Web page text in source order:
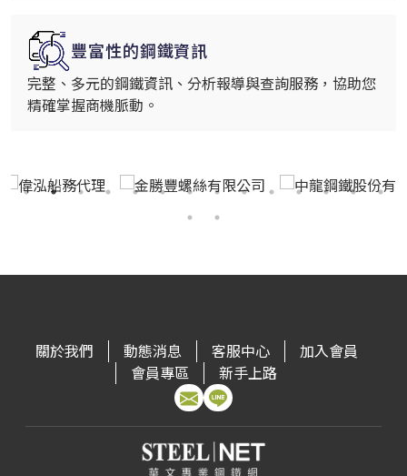
豐富性的鋼鐵資訊
完整、多元的鋼鐵資訊、分析報導與查詢服務，協助您
精確掌握商機脈動。
關於我們 動態消息 客服中心
加入會員
會員專區
新手上路